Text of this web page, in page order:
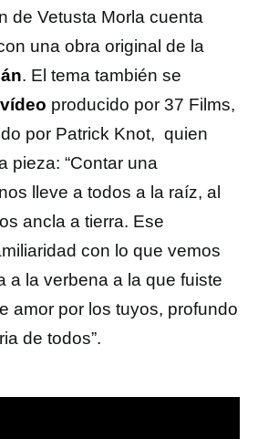
de Vetusta Morla cuenta
una obra original de la
. El tema también se
vídeo producido por 37 Films,
por Patrick Knot, quien
pieza: “Contar una
lleve a todos a la raíz, al
ancla a tierra. Ese
con lo que vemos
a la verbena a la que fuiste
amor por los tuyos, profundo
de todos”.